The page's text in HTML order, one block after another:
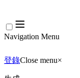
Navigation Menu
登錄Close menu×